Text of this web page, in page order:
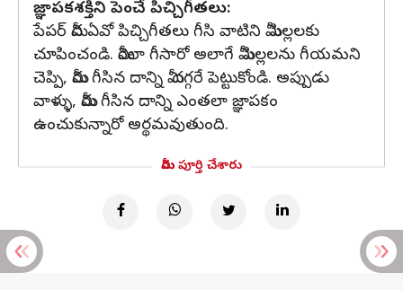
జ్ఞాపకశక్తిని పెంచే పిచ్చిగీతలు:
పేపర్ మీద ఏవో పిచ్చిగీతలు గీసి వాటిని మీ పిల్లలకు
చూపించండి. మీరెలా గీసారో అలాగే మీ పిల్లలను గీయమని
చెప్పి, మీరు గీసిన దాన్ని మీ దగ్గరే పెట్టుకోండి. అప్పుడు
వాళ్ళు, మీరు గీసిన దాన్ని ఎంతలా జ్ఞాపకం
ఉంచుకున్నారో అర్థమవుతుంది.
మీరు పూర్తి చేశారు